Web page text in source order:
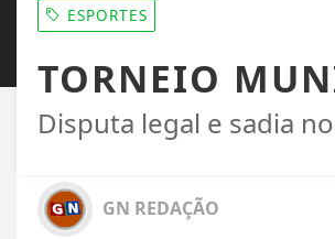
ESPORTES
TORNEIO
Disputa legal e sadia
GN REDAÇÃO